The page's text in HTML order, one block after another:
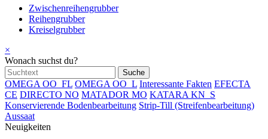
Zwischenreihengrubber
Reihengrubber
Kreiselgrubber
×
Wonach suchst du?
OMEGA OO_FL OMEGA OO_L Interessante Fakten EFECTA
CE DIRECTO NO MATADOR MO KATARA KN_S
Konservierende Bodenbearbeitung Strip-Till (Streifenbearbeitung)
Aussaat
Neuigkeiten